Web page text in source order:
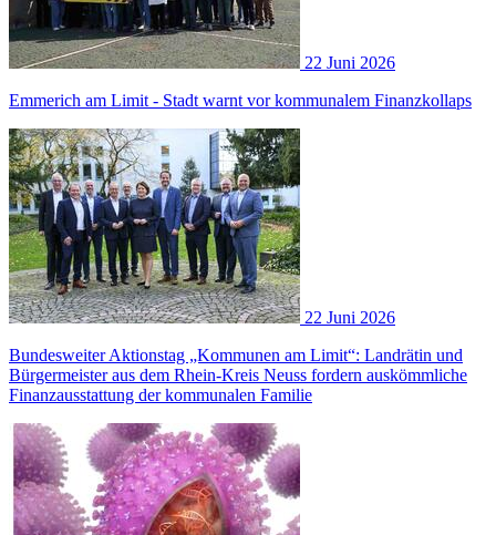
22 Juni 2026
Emmerich am Limit - Stadt warnt vor kommunalem Finanzkollaps
22 Juni 2026
Bundesweiter Aktionstag „Kommunen am Limit“: Landrätin und
Bürgermeister aus dem Rhein-Kreis Neuss fordern auskömmliche
Finanzausstattung der kommunalen Familie